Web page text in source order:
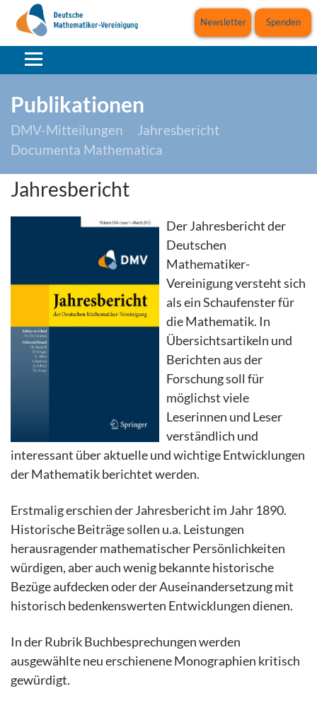
Spenden
Newsletter
Publikationen
DMV-Mitteilungen
Jahresbericht
Documenta Mathematica
Jahresbericht
Der Jahresbericht der
Deutschen
Mathematiker-
Vereinigung versteht sich
als ein Schaufenster für
die Mathematik. In
Übersichtsartikeln und
Berichten aus der
Forschung soll für
möglichst viele
Leserinnen und Leser
verständlich und
interessant über aktuelle und wichtige Entwicklungen
der Mathematik berichtet werden.
Erstmalig erschien der Jahresbericht im Jahr 1890.
Historische Beiträge sollen u.a. Leistungen
herausragender mathematischer Persönlichkeiten
würdigen, aber auch wenig bekannte historische
Bezüge aufdecken oder der Auseinandersetzung mit
historisch bedenkenswerten Entwicklungen dienen.
In der Rubrik Buchbesprechungen werden
ausgewählte neu erschienene Monographien kritisch
gewürdigt.